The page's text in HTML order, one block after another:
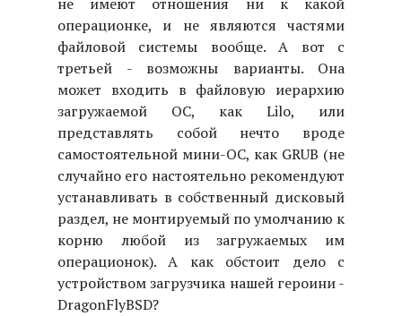
операционке, и не являются частями
файловой системы вообще. А вот с
третьей - возможны варианты. Она
может входить в файловую иерархию
загружаемой ОС, как Lilo, или
представлять собой нечто вроде
самостоятельной мини-ОС, как GRUB (не
случайно его настоятельно рекомендуют
устанавливать в собственный дисковый
раздел, не монтируемый по умолчанию к
корню любой из загружаемых им
операционок). А как обстоит дело с
устройством загрузчика нашей героини -
DragonFlyBSD?